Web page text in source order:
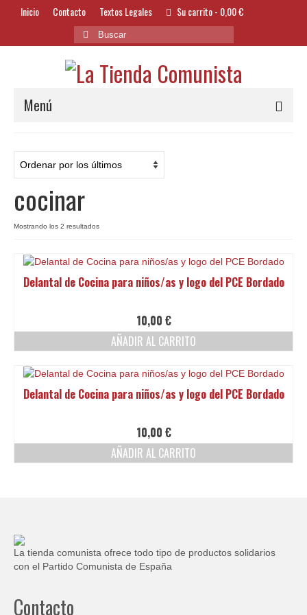
Inicio Contacto Textos Legales Su carrito- 0,00€
Buscar
por:
Menú
Bazar
Textil y Accesorios
Bordados
Banderas
Libros
cocinar
Mostrando los 2 resultadosOrdenado
últimos
Delantal de Cocina para niños/as y logo del PCE Bordado
10,00 €
AÑADIR AL CARRITO
Delantal de Cocina para niños/as y logo del PCE Bordado
10,00 €
AÑADIR AL CARRITO
La tienda comunista ofrece todo tipo de productos solidarios
con el Partido Comunista de España
Contacto